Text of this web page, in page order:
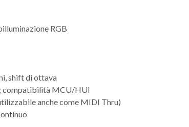
RGB
shift di ottava
compatibilità MCU/HUI
anche come MIDI Thru)